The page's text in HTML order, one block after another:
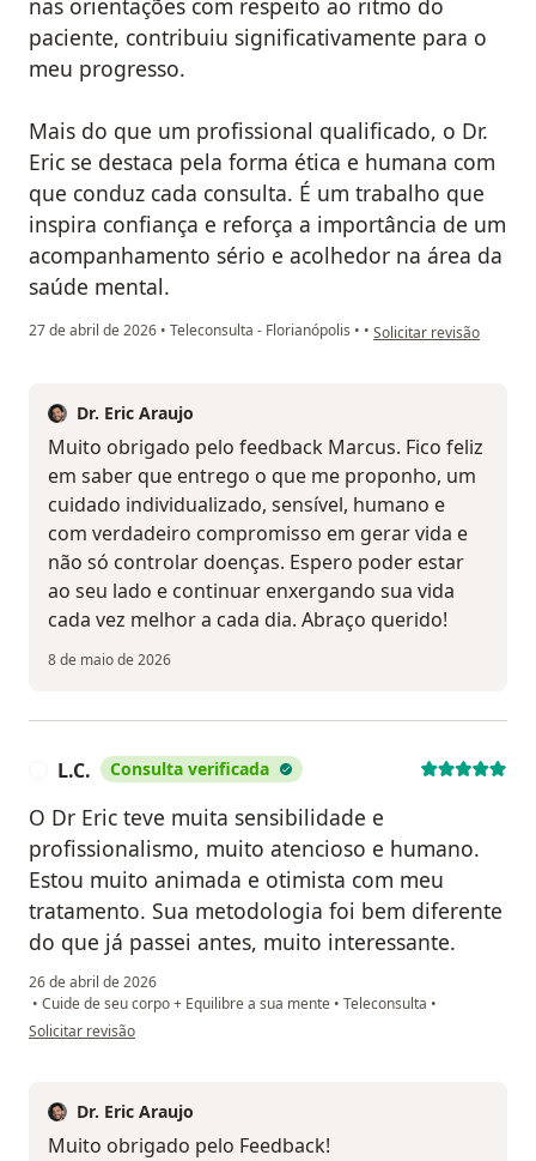
nas orientações com respeito ao ritmo do
paciente, contribuiu significativamente para o
meu progresso.
Mais do que um profissional qualificado, o Dr.
Eric se destaca pela forma ética e humana com
que conduz cada consulta. É um trabalho que
inspira confiança e reforça a importância de um
acompanhamento sério e acolhedor na área da
saúde mental.
27 de abril de 2026 • Teleconsulta - Florianópolis • • na opinião do utilizador
Solicitar revisão
Dr. Eric Araujo
Muito obrigado pelo feedback Marcus. Fico feliz
em saber que entrego o que me proponho, um
cuidado individualizado, sensível, humano e
com verdadeiro compromisso em gerar vida e
não só controlar doenças. Espero poder estar
ao seu lado e continuar enxergando sua vida
cada vez melhor a cada dia. Abraço querido!
8 de maio de 2026
L.C. Consulta verificada
O Dr Eric teve muita sensibilidade e
profissionalismo, muito atencioso e humano.
Estou muito animada e otimista com meu
tratamento. Sua metodologia foi bem diferente
do que já passei antes, muito interessante.
26 de abril de 2026
• Cuide de seu corpo + Equilibre a sua mente • Teleconsulta •
na opinião do utilizador L.C.
Solicitar revisão
Dr. Eric Araujo
Muito obrigado pelo Feedback!